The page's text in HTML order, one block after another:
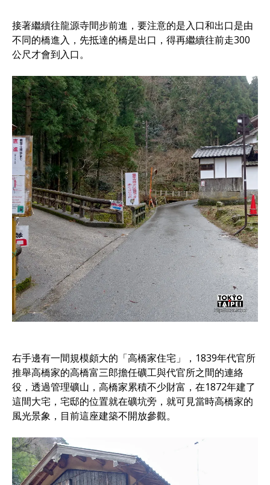
接著繼續往龍源寺間步前進，要注意的是入口和出口是由
不同的橋進入，先抵達的橋是出口，得再繼續往前走300
公尺才會到入口。
右手邊有一間規模頗大的「高橋家住宅」，1839年代官所
推舉高橋家的高橋富三郎擔任礦工與代官所之間的連絡
役，透過管理礦山，高橋家累積不少財富，在1872年建了
這間大宅，宅邸的位置就在礦坑旁，就可見當時高橋家的
風光景象，目前這座建築不開放參觀。